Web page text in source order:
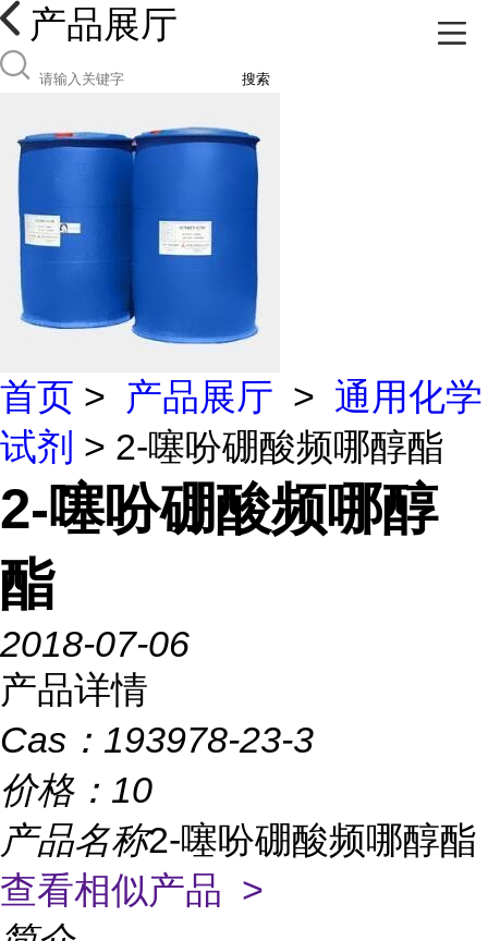
产品展厅
搜索
首页 > 产品展厅 > 通用化学
试剂 > 2-噻吩硼酸频哪醇酯
2-噻吩硼酸频哪醇
酯
2018-07-06
产品详情
Cas： 193978-23-3
价格： 10
产品名称2-噻吩硼酸频哪醇酯
查看相似产品 >